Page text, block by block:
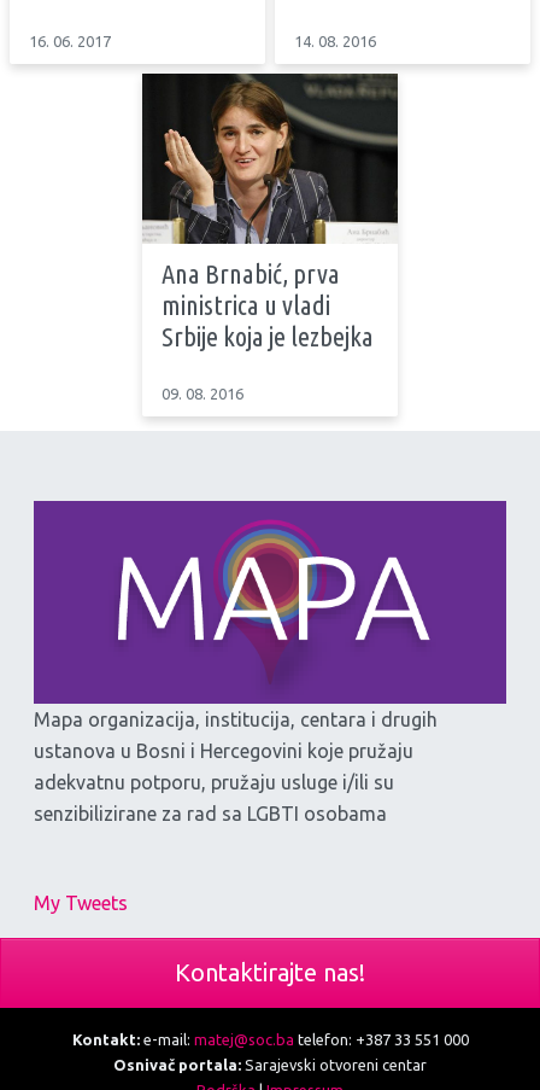
16. 06. 2017 14. 08. 2016
Ana Brnabić, prva
ministrica u vladi
Srbije koja je lezbejka
09. 08. 2016
Mapa organizacija, institucija, centara i drugih
ustanova u Bosni i Hercegovini koje pružaju
adekvatnu potporu, pružaju usluge i/ili su
senzibilizirane za rad sa LGBTI osobama
My Tweets
Kontaktirajte nas!
Kontakt:e-mail: matej@soc.ba telefon: +387 33 551 000
Osnivač portala: Sarajevski otvoreni centar